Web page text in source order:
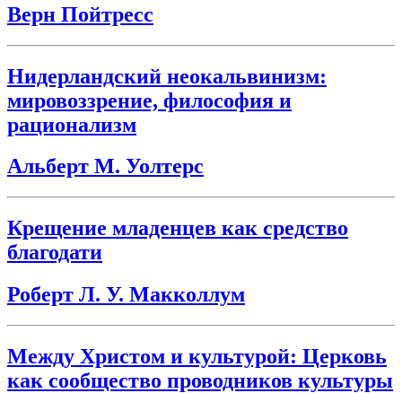
Верн Пойтресс
Нидерландский неокальвинизм:
мировоззрение, философия и
рационализм
Альберт М. Уолтерс
Крещение младенцев как средство
благодати
Роберт Л. У. Макколлум
Между Христом и культурой: Церковь
как сообщество проводников культуры